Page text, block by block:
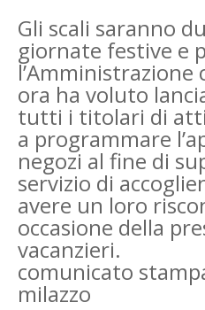
Gli scali saranno
giornate festive e
l’Amministrazione
ora ha voluto
tutti i titolari di
a programmare
negozi al fine di
servizio di
avere un loro
occasione della
vacanzieri.
comunicato
milazzo